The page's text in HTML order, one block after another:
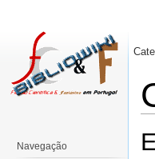
Navegação